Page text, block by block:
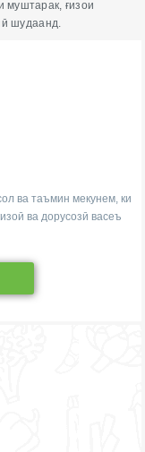
муштарак, ғизои
шудаанд.
ва таъмин мекунем, ки
ва дорусозӣ васеъ